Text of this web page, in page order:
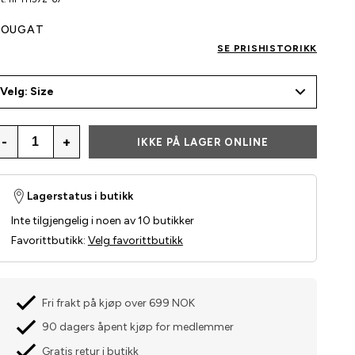
SE PRISHISTORIKK
Velg: Size
- + IKKE PÅ LAGER ONLINE
Lagerstatus i butikk
Inte tilgjengelig i noen av 10 butikker
Favorittbutikk: Velg favorittbutikk
Fri frakt på kjøp over 699 NOK
90 dagers åpent kjøp for medlemmer
Gratis retur i butikk